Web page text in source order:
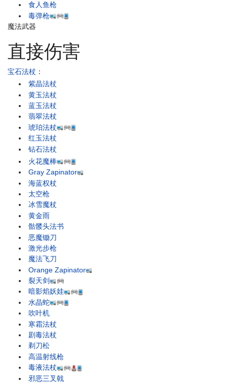
食人鱼枪
毒弹枪
魔法武器
直接伤害
宝石法杖 ：
紫晶法杖
黄玉法杖
蓝玉法杖
翡翠法杖
琥珀法杖
红玉法杖
钻石法杖
火花魔棒
Gray Zapinator
海蓝权杖
太空枪
冰雪魔杖
黄金雨
骷髅头法书
恶魔锄刀
激光步枪
魔法飞刀
Orange Zapinator
裂天剑
暗影焰妖娃
水晶蛇
吹叶机
寒霜法杖
剧毒法杖
剃刀松
高温射线枪
毒液法杖
邪恶三叉戟